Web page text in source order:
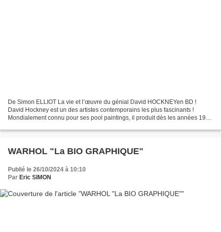
De Simon ELLIOT La vie et l’œuvre du génial David HOCKNEYen BD !
David Hockney est un des artistes contemporains les plus fascinants !
Mondialement connu pour ses pool paintings, il produit dès les années 1960
WARHOL "La BIO GRAPHIQUE"
Publié le 26/10/2024 à 10:10
Par Eric SIMON